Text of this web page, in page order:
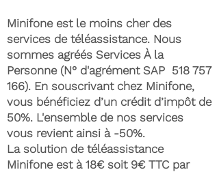
Minifone est le moins cher des
services de téléassistance. Nous
sommes agréés Services À la
Personne (N° d'agrément SAP 518 757
166). En souscrivant chez Minifone,
vous bénéficiez d’un crédit d’impôt de
50%. L'ensemble de nos services
vous revient ainsi à -50%.
La solution de téléassistance
Minifone est à 18€ soit 9€ TTC par